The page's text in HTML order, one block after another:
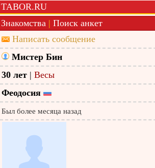
TABOR.RU
Знакомства | Поиск анкет
Написать сообщение
Мистер Бин
30 лет | Весы
Феодосия
Был более месяца назад